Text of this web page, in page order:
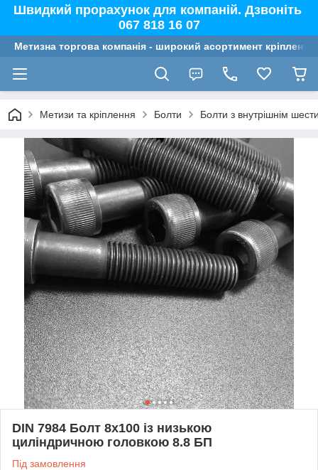
Швидкий прорахунок для компаній. Дзвоніть
067 818 16 07
Метизна торгова компанія - широкий асортимент
Метизи та кріплення Болти Болти з внутрішнім
DIN 7984 Болт 8х100 із низькою
циліндричною головкою 8.8 БП
Під замовлення